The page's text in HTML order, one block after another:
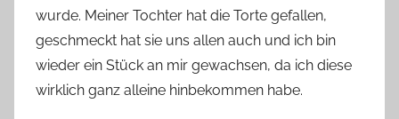
wurde. Meiner Tochter hat die Torte gefallen,
geschmeckt hat sie uns allen auch und ich bin
wieder ein Stück an mir gewachsen, da ich diese
wirklich ganz alleine hinbekommen habe.